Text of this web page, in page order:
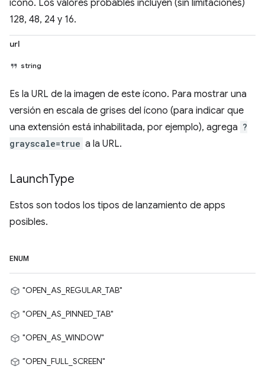
ícono. Los valores probables incluyen (sin limitaciones)
128, 48, 24 y 16.
url
string
Es la URL de la imagen de este ícono. Para mostrar una
versión en escala de grises del ícono (para indicar que
una extensión está inhabilitada, por ejemplo), agrega ?
grayscale=true a la URL.
LaunchType
Estos son todos los tipos de lanzamiento de apps
posibles.
ENUM
"OPEN_AS_REGULAR_TAB"
"OPEN_AS_PINNED_TAB"
"OPEN_AS_WINDOW"
"OPEN_FULL_SCREEN"